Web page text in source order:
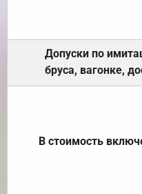
Допуски по
бруса, вагонке,
В стоимость